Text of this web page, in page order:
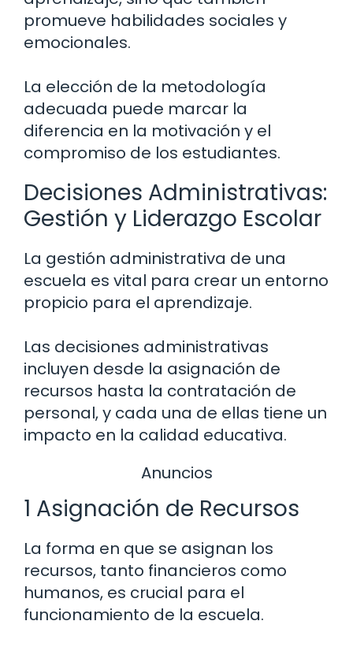
promueve habilidades sociales y
emocionales.
La elección de la metodología
adecuada puede marcar la
diferencia en la motivación y el
compromiso de los estudiantes.
Decisiones Administrativas:
Gestión y Liderazgo Escolar
La gestión administrativa de una
escuela es vital para crear un entorno
propicio para el aprendizaje.
Las decisiones administrativas
incluyen desde la asignación de
recursos hasta la contratación de
personal, y cada una de ellas tiene un
impacto en la calidad educativa.
Anuncios
1 Asignación de Recursos
La forma en que se asignan los
recursos, tanto financieros como
humanos, es crucial para el
funcionamiento de la escuela.